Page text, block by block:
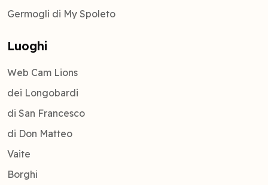
Germogli di My Spoleto
Luoghi
Web Cam Lions
dei Longobardi
di San Francesco
di Don Matteo
Vaite
Borghi